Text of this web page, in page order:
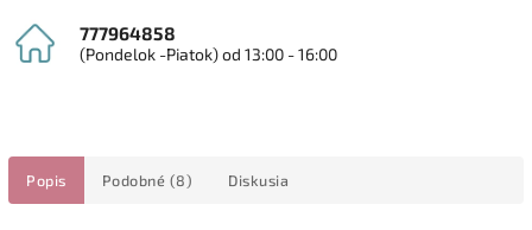
777964858
(Pondelok -Piatok) od 13:00 - 16:00
Popis Podobné (8) Diskusia